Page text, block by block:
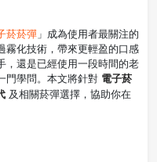
菸菸彈 」成為使用者最關注的
霧化技術，帶來更輕盈的口感
，還是已經使用一段時間的老
門學問。本文將針對 電子菸
及相關菸彈選擇，協助你在